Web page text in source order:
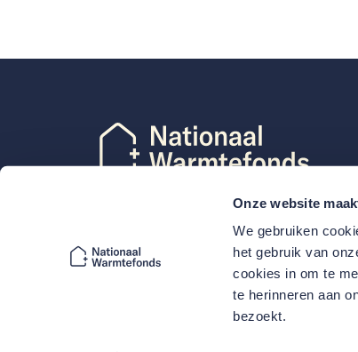
Onze website
We gebruiken
het gebruik van
cookies in om te
te herinneren aan
bezoekt.
Volg Nationaal Warmtefonds